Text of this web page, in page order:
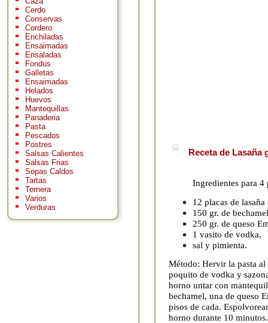
Cerdo
Conservas
Cordero
Enchiladas
Ensaimadas
Ensaladas
Fondus
Galletas
Ensaimadas
Helados
Huevos
Mantequillas
Panaderia
Pasta
Pescados
Postres
Salsas Calientes
Salsas Frias
Sopas Caldos
Tartas
Ternera
Varios
Verduras
Receta de Lasaña
Ingredientes para 4
12 placas de lasaña
150 gr. de
250 gr. de queso
1 vasito de vodka,
sal y pimienta.
Método: Hervir la pasta
poquito de vodka y
horno untar con
bechamel, una de queso
pisos de cada.
horno durante 10 minutos.